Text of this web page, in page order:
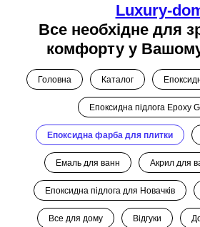
Luxury-
Все необхідне для
комфорту у
Головна Каталог
Епоксидна підлога Epoxy
Епоксидна фарба для плитки
Емаль для ванн Акрил для
Епоксидна підлога для Новачків
Все для дому Відгуки